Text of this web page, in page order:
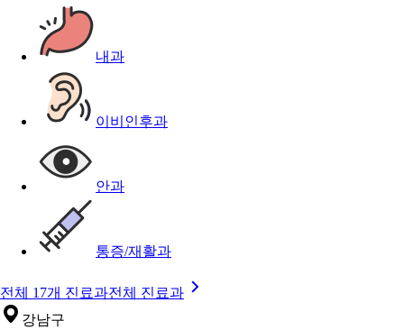
내과
이비인후과
안과
통증/재활과
전체 17개 진료과전체 진료과
강남구